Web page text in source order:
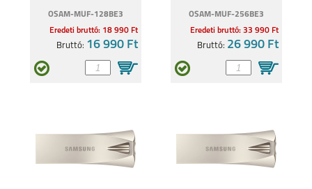
OSAM-MUF-128BE3
Eredeti bruttó: 18 990 Ft
Bruttó: 16 990 Ft
OSAM-MUF-256BE3
Eredeti bruttó: 33 990 Ft
Bruttó: 26 990 Ft